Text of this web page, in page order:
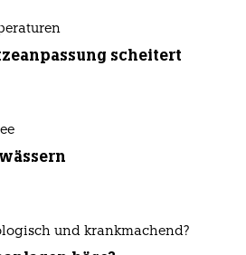
scheitert
und krankmachend?